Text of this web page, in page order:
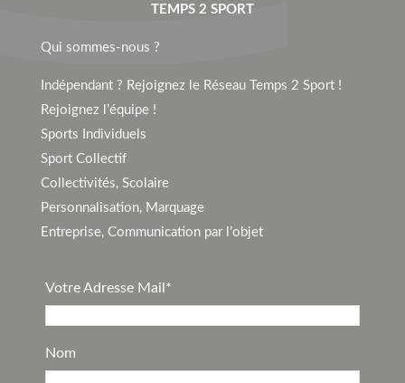
TEMPS 2 SPORT
Qui sommes-nous ?
Indépendant ? Rejoignez le Réseau Temps 2 Sport !
Rejoignez l’équipe !
Sports Individuels
Sport Collectif
Collectivités, Scolaire
Personnalisation, Marquage
Entreprise, Communication par l’objet
Votre Adresse Mail*
Nom